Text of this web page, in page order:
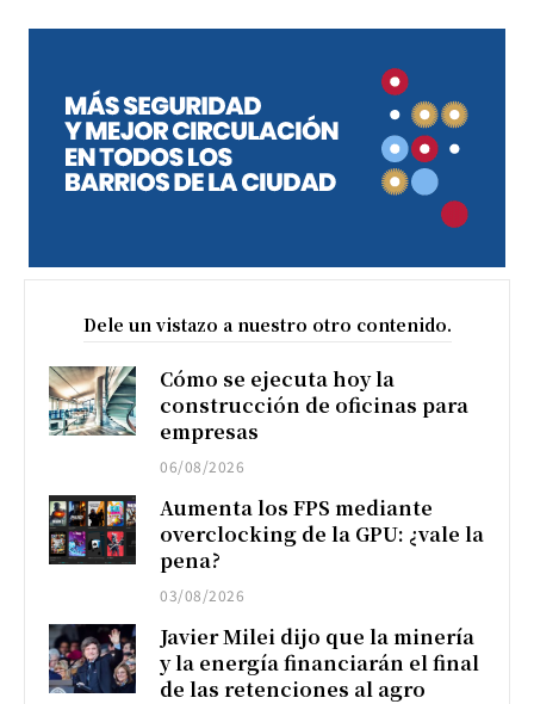
Dele un vistazo a nuestro otro contenido.
Cómo se ejecuta hoy la
construcción de oficinas para
empresas
06/08/2026
Aumenta los FPS mediante
overclocking de la GPU: ¿vale la
pena?
03/08/2026
Javier Milei dijo que la minería
y la energía financiarán el final
de las retenciones al agro